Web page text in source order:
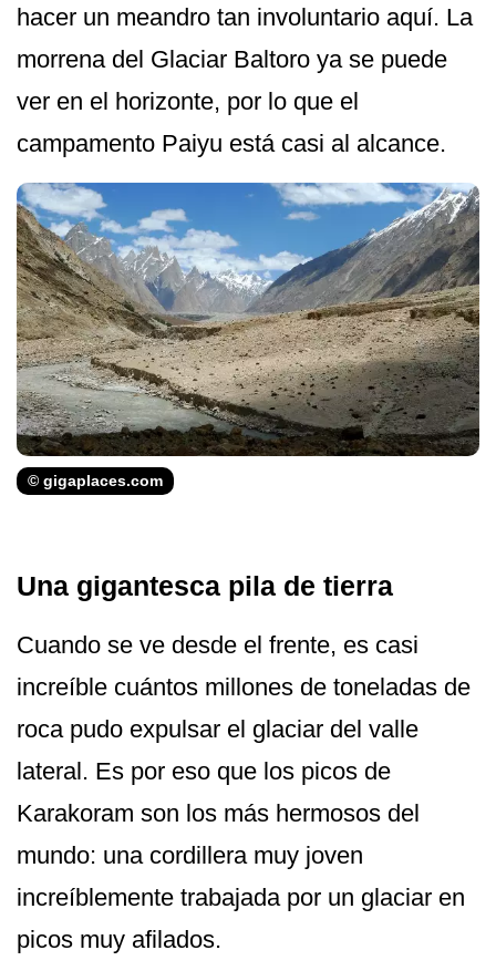
hacer un meandro tan involuntario aquí. La
morrena del Glaciar Baltoro ya se puede
ver en el horizonte, por lo que el
campamento Paiyu está casi al alcance.
© gigaplaces.com
Una gigantesca pila de tierra
Cuando se ve desde el frente, es casi
increíble cuántos millones de toneladas de
roca pudo expulsar el glaciar del valle
lateral. Es por eso que los picos de
Karakoram son los más hermosos del
mundo: una cordillera muy joven
increíblemente trabajada por un glaciar en
picos muy afilados.